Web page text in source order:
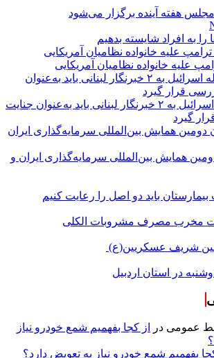
هفته آینده برگزار می‌شود
به افراد شایسته بدهیم
علیه خانواده نظامیان آمریکایی
عفو بین‌الملل: حمله اسرائیل به ۲ خبرنگار لبنانی باید به‌عنوان جنایت
گیرد
همایش بین‌المللی سرمایه‌گذاری ایران و
باید دو اصل را رعایت کنیم
مخرب مصرف مشروبات الکلی
شریف عسکریین(ع)
در استان اردبیل
عمومی در
از کجا بفهمیم شمع خودرو نیاز
بفهمیم شمع خودرو نیاز به تعویض دارد؟